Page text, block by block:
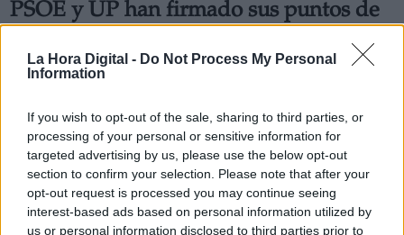
La Hora Digital - Do Not Process My Personal
Information
If you wish to opt-out of the sale, sharing to third parties, or
processing of your personal or sensitive information for
targeted advertising by us, please use the below opt-out
section to confirm your selection. Please note that after your
opt-out request is processed you may continue seeing
interest-based ads based on personal information utilized by
us or personal information disclosed to third parties prior to
PSOE y UP han firmado sus puntos de
acuerdo para integrarse en el próximo
gobierno socialista que presidirá
PorLa Hora Digital
Más artículos de este autor
Derechos:
link